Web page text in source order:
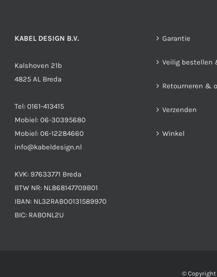
KABEL DESIGN B.V.
Kalshoven 21b
4825 AL Breda
Tel: 0161-413415
Mobiel: 06-30395680
Mobiel: 06-12284660
info@kabeldesign.nl
KVK: 97633771 Breda
BTW NR: NL868147709B01
IBAN: NL32RABO0131589970
BIC: RABONL2U
Garantie
Veilig bestellen
Retourneren &
Verzenden
Winkel
© Copyright